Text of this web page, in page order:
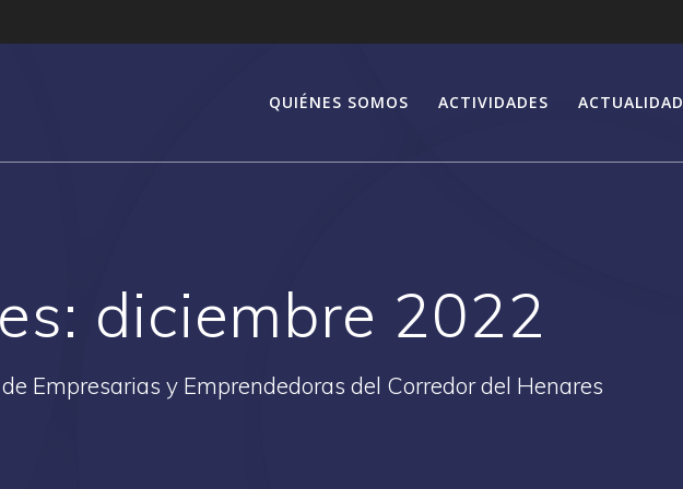
QUIÉNES SOMOS ACTIVIDADES ACTUALIDAD
diciembre 2022
Empresarias y Emprendedoras del Corredor del Henares